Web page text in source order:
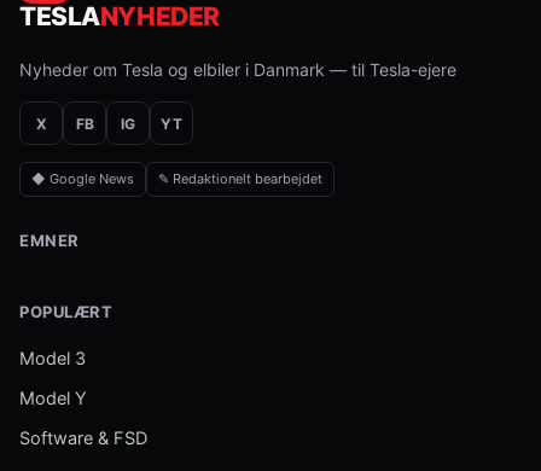
TESLANYHEDER
Nyheder om Tesla og elbiler i Danmark — til Tesla-ejere
X FB IG YT
◆ Google News ✎ Redaktionelt bearbejdet
EMNER
POPULÆRT
Model 3
Model Y
Software & FSD